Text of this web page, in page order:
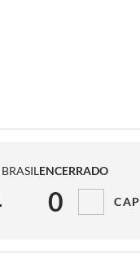
ENCERRADO
0 CAP